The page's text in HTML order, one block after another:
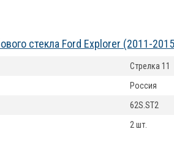
стекла Ford Explorer (2011-
Стрелка 11
Россия
62S.ST2
2 шт.